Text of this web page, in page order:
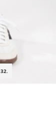
32.